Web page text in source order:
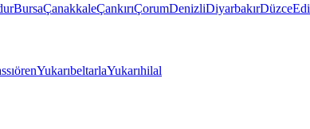
BursaÇanakkaleÇankırıÇorumDenizliDiyarbakırDüzce
YukarıbeltarlaYukarıhilal